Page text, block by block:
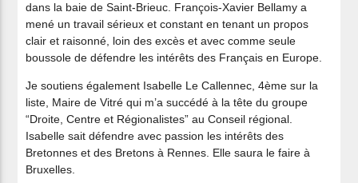
dans la baie de Saint-Brieuc. François-Xavier Bellamy a
mené un travail sérieux et constant en tenant un propos
clair et raisonné, loin des excès et avec comme seule
boussole de défendre les intérêts des Français en Europe.
Je soutiens également Isabelle Le Callennec, 4ème sur la
liste, Maire de Vitré qui m’a succédé à la tête du groupe
“Droite, Centre et Régionalistes” au Conseil régional.
Isabelle sait défendre avec passion les intérêts des
Bretonnes et des Bretons à Rennes. Elle saura le faire à
Bruxelles.